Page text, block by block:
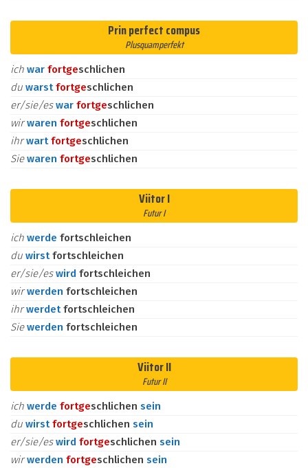
Prin perfect compus
Plusquamperfekt
ich war fortgeschlichen
du warstfortgeschlichen
er/sie/eswar fortgeschlichen
wirwaren fortgeschlichen
ihrwartfortgeschlichen
Siewaren fortgeschlichen
Viitor I
Futur I
ich werde fortschleichen
du wirstfortschleichen
er/sie/eswird fortschleichen
wirwerden fortschleichen
ihrwerdetfortschleichen
Siewerden fortschleichen
Viitor II
Futur II
ich werde fortgeschlichen sein
du wirstfortgeschlichen sein
er/sie/eswird fortgeschlichen sein
wirwerden fortgeschlichen sein